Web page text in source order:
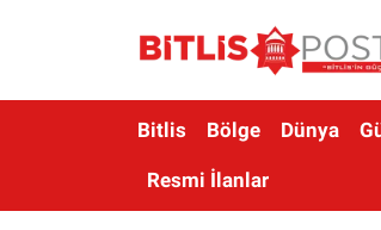
Bitlis Bölge Dünya
Resmi İlanlar
Bölge
Bitlis Trafik Yoğunluk Haritası